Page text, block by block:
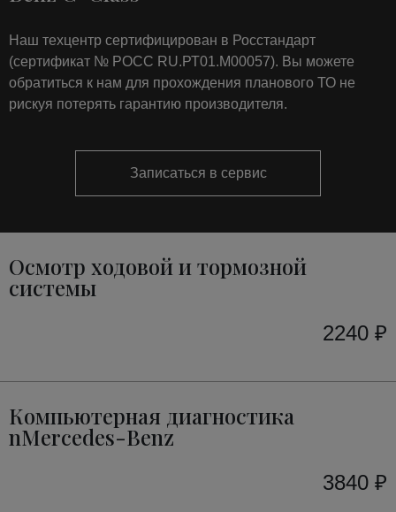
Наш техцентр сертифицирован в Росстандарт
(сертификат № РОСС RU.РТ01.М00057). Вы можете
обратиться к нам для прохождения планового ТО не
рискуя потерять гарантию производителя.
Записаться в сервис
Осмотр ходовой и тормозной
системы
2240 ₽
Компьютерная диагностика
nMercedes-Benz
3840 ₽